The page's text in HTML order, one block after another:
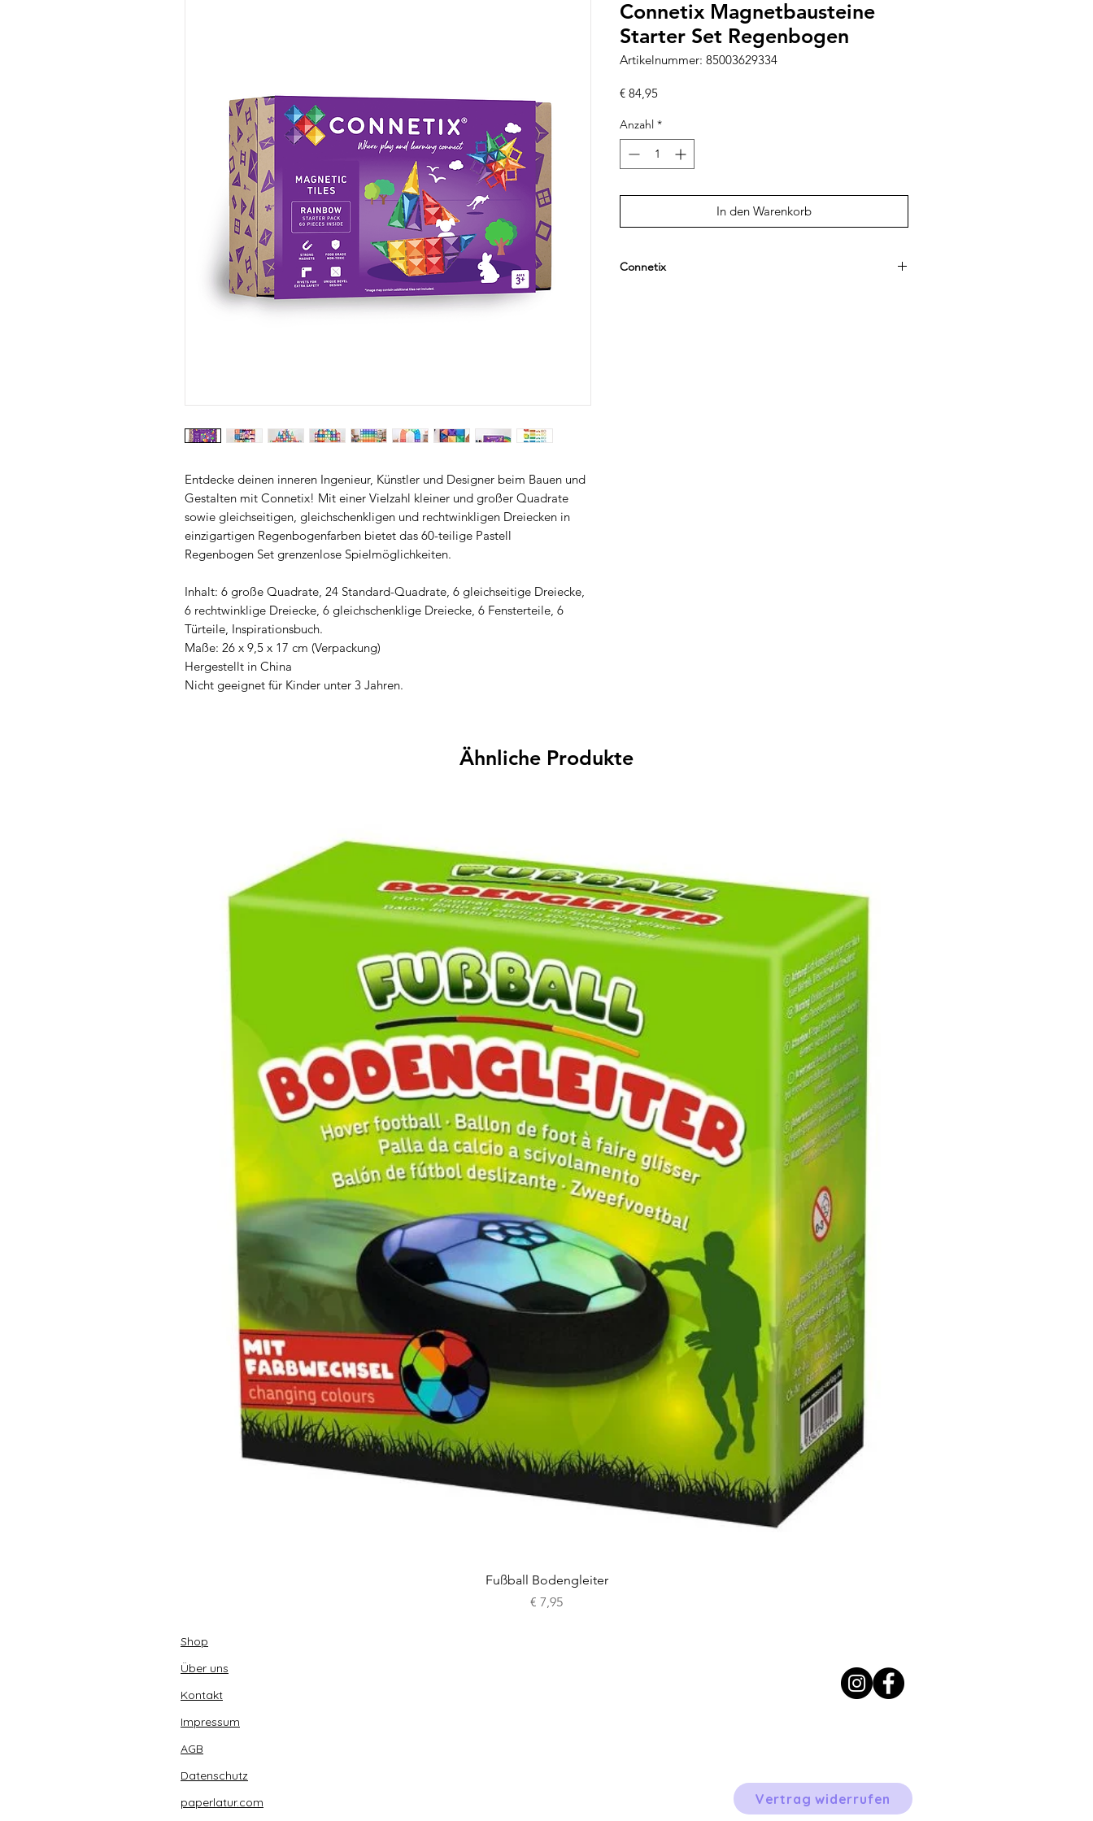
Entdecke deinen inneren Ingenieur, Künstler und Designer beim Bauen und
Gestalten mit Connetix! Mit einer Vielzahl kleiner und großer Quadrate
sowie gleichseitigen, gleichschenkligen und rechtwinkligen Dreiecken in
einzigartigen Regenbogenfarben bietet das 60-teilige Pastell
Regenbogen Set grenzenlose Spielmöglichkeiten.
Inhalt: 6 große Quadrate, 24 Standard-Quadrate, 6 gleichseitige Dreiecke,
6 rechtwinklige Dreiecke, 6 gleichschenklige Dreiecke, 6 Fensterteile, 6
Türteile, Inspirationsbuch.
Maße: 26 x 9,5 x 17 cm (Verpackung)
Hergestellt in China
Nicht geeignet für Kinder unter 3 Jahren.
Connetix Magnetbausteine
Starter Set Regenbogen
Artikelnummer: 85003629334
€ 84,95Preis
Anzahl *
In den Warenkorb
Connetix
Ähnliche Produkte
Schnellansicht
Fußball Bodengleiter
Preis
€ 7,95
Shop
Über uns
Kontakt
Impressum
AGB
Datenschutz
paperlatur.com
Vertrag widerrufen